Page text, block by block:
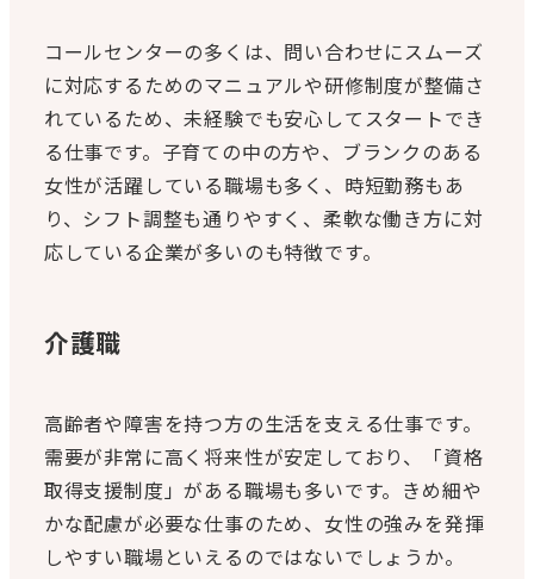
コールセンターの多くは、問い合わせにスムーズ
に対応するためのマニュアルや研修制度が整備さ
れているため、未経験でも安心してスタートでき
る仕事です。子育ての中の方や、ブランクのある
女性が活躍している職場も多く、時短勤務もあ
り、シフト調整も通りやすく、柔軟な働き方に対
応している企業が多いのも特徴です。
介護職
高齢者や障害を持つ方の生活を支える仕事です。
需要が非常に高く将来性が安定しており、「資格
取得支援制度」がある職場も多いです。きめ細や
かな配慮が必要な仕事のため、女性の強みを発揮
しやすい職場といえるのではないでしょうか。